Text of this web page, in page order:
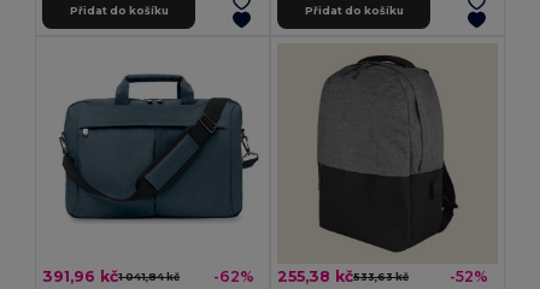
Přidat do košíku Přidat do košíku
391,96 kč1 041,84 kč -62% 255,38 kč533,63 kč -52%